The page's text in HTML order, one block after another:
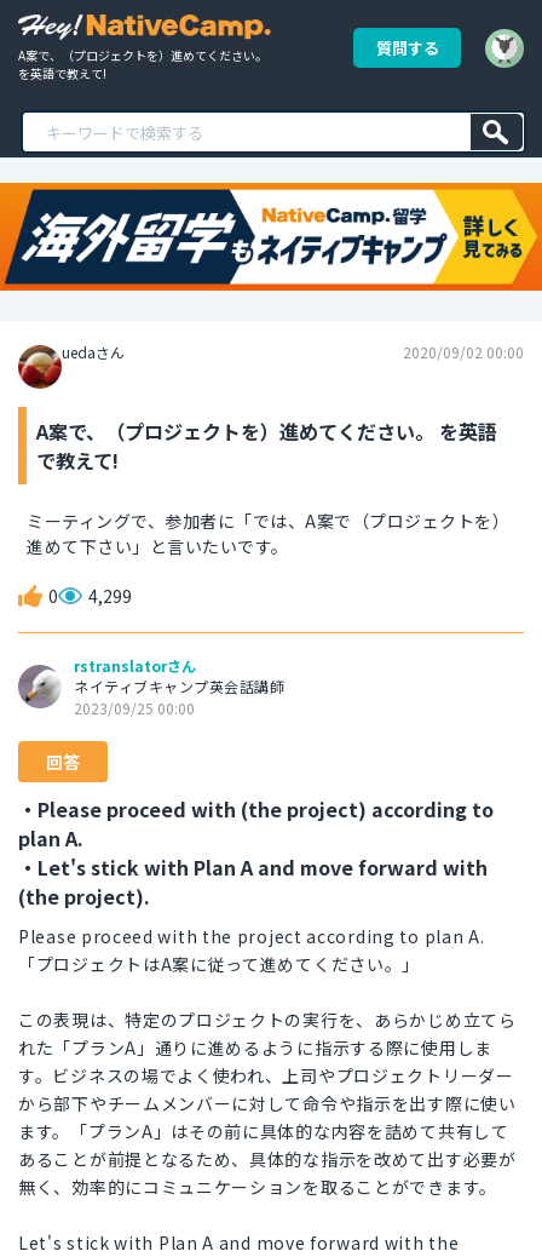
A案で、（プロジェクトを）進めてください。
を英語で教えて!
質問する
uedaさん 2020/09/02 00:00
A案で、（プロジェクトを）進めてください。 を英語
で教えて!
ミーティングで、参加者に「では、A案で（プロジェクトを）
進めて下さい」と言いたいです。
0 4,299
rstranslatorさん
ネイティブキャンプ英会話講師
2023/09/25 00:00
回答
・Please proceed with (the project) according to
plan A.
・Let's stick with Plan A and move forward with
(the project).
Please proceed with the project according to plan A.
「プロジェクトはA案に従って進めてください。」
この表現は、特定のプロジェクトの実行を、あらかじめ立てら
れた「プランA」通りに進めるように指示する際に使用しま
す。ビジネスの場でよく使われ、上司やプロジェクトリーダー
から部下やチームメンバーに対して命令や指示を出す際に使い
ます。「プランA」はその前に具体的な内容を詰めて共有して
あることが前提となるため、具体的な指示を改めて出す必要が
無く、効率的にコミュニケーションを取ることができます。
Let's stick with Plan A and move forward with the